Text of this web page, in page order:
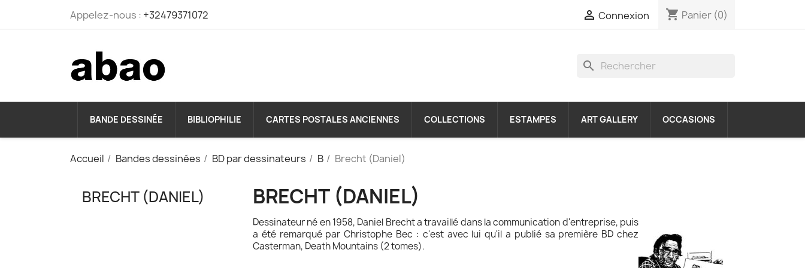
Appelez-nous : +32479371072  Connexion shopping_cart Panier (0)
search
BANDE DESSINÉE BIBLIOPHILIE CARTES POSTALES ANCIENNES COLLECTIONS ESTAMPES ART GALLERY OCCASIONS
Accueil Bandes dessinées BD par dessinateurs B Brecht (Daniel)
BRECHT (DANIEL) BRECHT (DANIEL)
Dessinateur né en 1958, Daniel Brecht a travaillé dans la communication d'entreprise, puis
a été remar­qué par Christophe Bec : c'est avec lui qu'il a publié sa première BD chez
Casterman, Death Mountains (2 tomes).